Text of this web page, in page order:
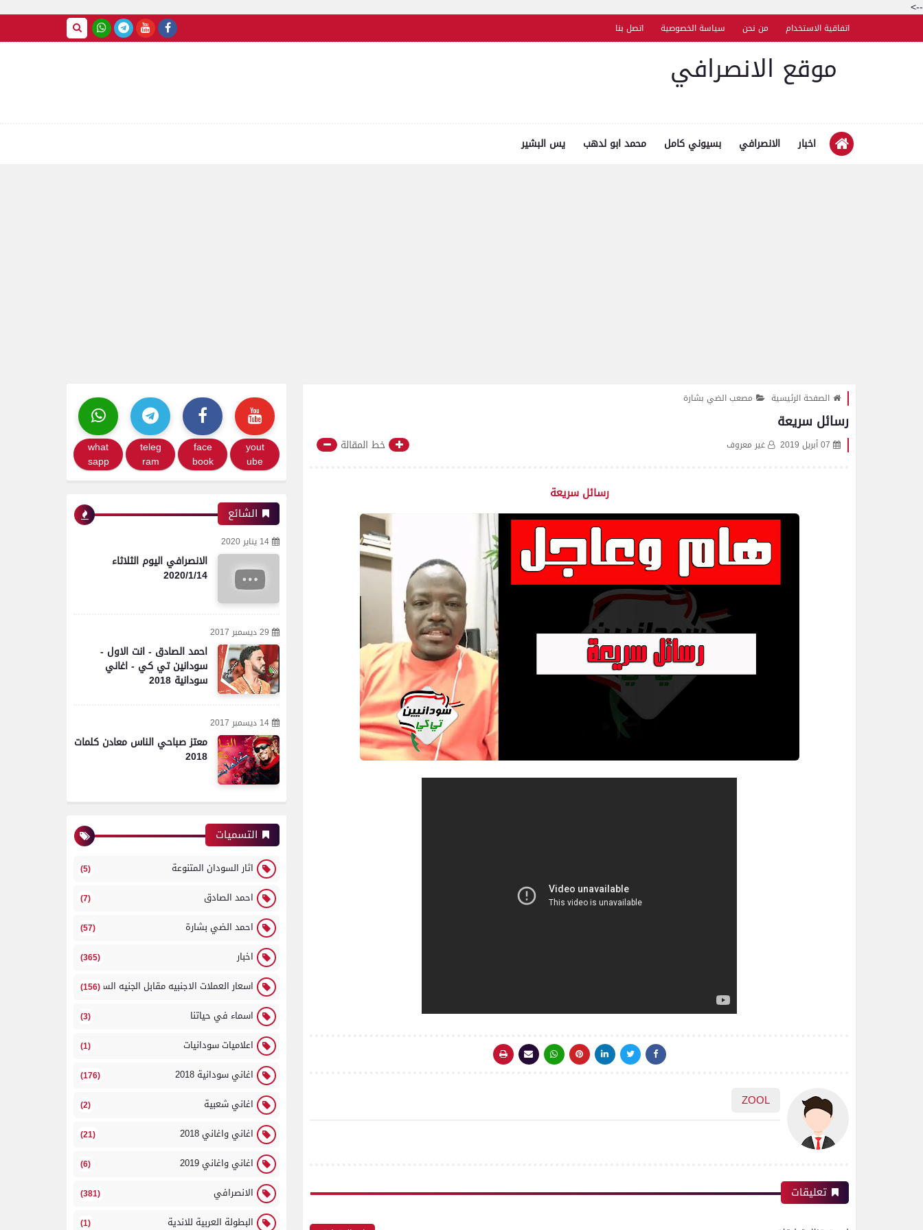
-->
اتفاقية الاستخدام من نحن سياسة الخصوصية اتصل بنا
موقع الانصرافي
اخبار الانصرافي بسيوني كامل محمد ابو لدهب يس البشير
الصفحة الرئيسية مصعب الضي بشارة
رسائل سريعة
07 أبريل 2019 غير معروف خط المقالة
رسائل سريعة
ZOOL
تعليقات
yout
ube
face
book
teleg
ram
what
sapp
الشائع
14 يناير 2020
الانصرافي اليوم الثلاثاء
2020/1/14
29 ديسمبر 2017
احمد الصادق - انت الاول -
سودانين تي كي - اغاني
سودانية 2018
14 ديسمبر 2017
معتز صباحي الناس معادن كلمات
2018
التسميات
اثار السودان المتنوعة (5)
احمد الصادق (7)
احمد الضي بشارة (57)
اخبار (365)
اسعار العملات الاجنبيه مقابل الجنيه السوداني
(156)
اسماء في حياتنا (3)
اعلاميات سودانيات (1)
اغاني سودانية 2018 (176)
اغاني شعبية (2)
اغاني واغاني 2018 (21)
اغاني واغاني 2019 (6)
الانصرافي (381)
البطولة العربية للاندية (1)